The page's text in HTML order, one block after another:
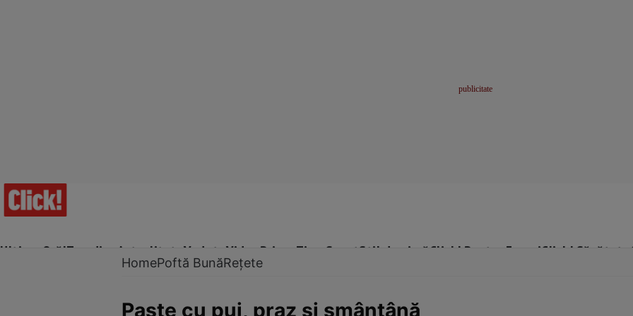
Ultima Oră!Trending Actualitate Vedete Video Prime Time SportStil de viațăClick! Pentru FemeiClick! Sănătate
HomePoftă BunăRețete
Paste cu pui, praz şi smântână